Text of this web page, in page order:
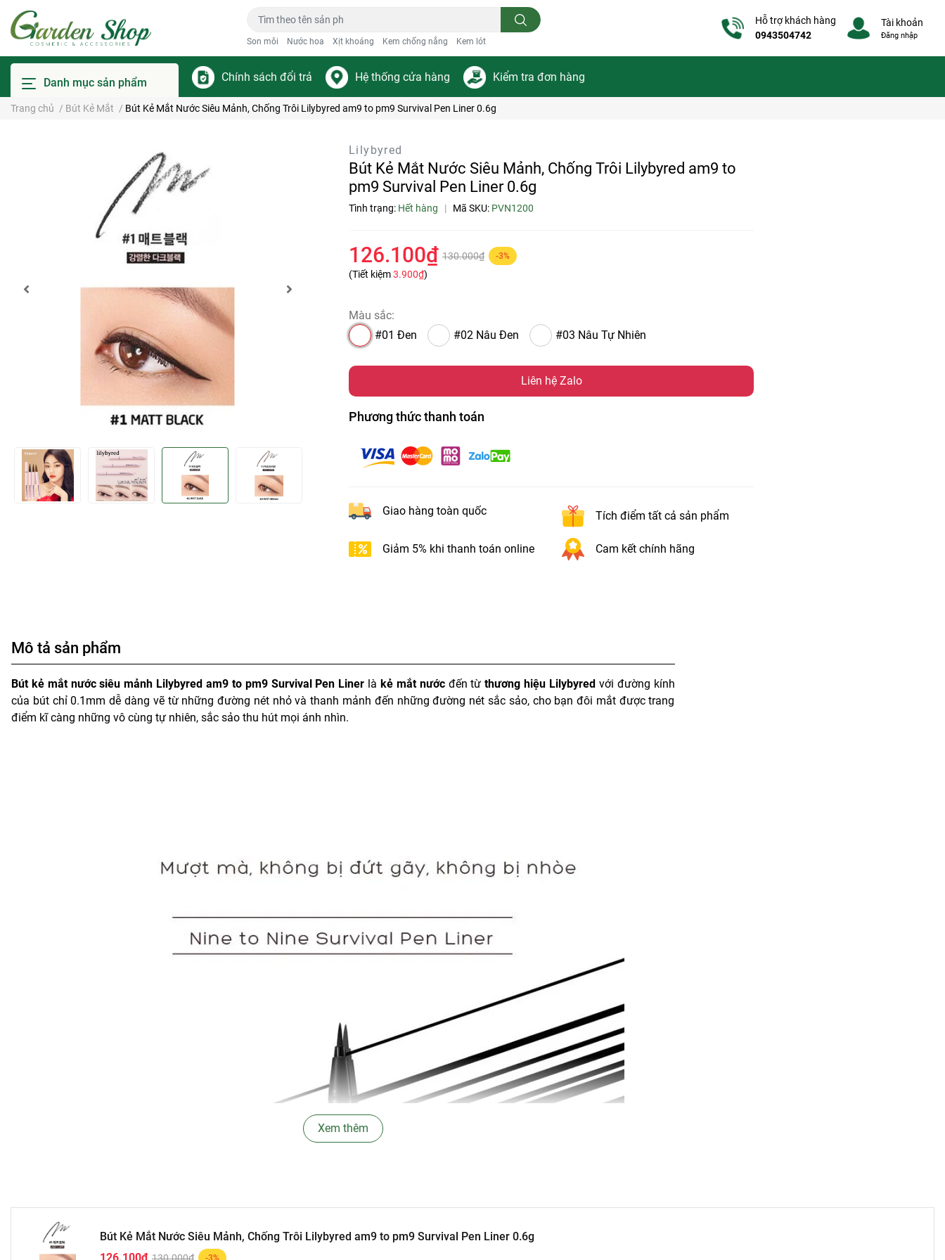
Son môi Nước hoa Xịt khoáng Kem chống nắng Kem lót
Hỗ trợ khách hàng
0943504742
Tài khoản
Đăng nhập
Danh mục sản phẩm Chính sách đổi trả Hệ thống cửa hàng Kiểm tra đơn hàng
Trang chủ / Bút Kẻ Mắt / Bút Kẻ Mắt Nước Siêu Mảnh, Chống Trôi Lilybyred am9 to pm9 Survival Pen Liner 0.6g
Lilybyred
Bút Kẻ Mắt Nước Siêu Mảnh, Chống Trôi Lilybyred am9 to
pm9 Survival Pen Liner 0.6g
Tình trạng: Hết hàng | Mã SKU: PVN1200
126.100₫ 130.000₫ -3%
(Tiết kiệm3.900₫)
Màu sắc:
#01 Đen
#02 Nâu Đen #03 Nâu Tự Nhiên
Liên hệ Zalo
Phương thức thanh toán
Giao hàng toàn quốc Tích điểm tất cả sản phẩm
Giảm 5% khi thanh toán online Cam kết chính hãng
Mô tả sản phẩm
Bút kẻ mắt nước siêu mảnh Lilybyred am9 to pm9 Survival Pen Liner là kẻ mắt nước đến từ thương hiệu Lilybyredvới đường kính
của bút chỉ 0.1mm dễ dàng vẽ từ những đường nét nhỏ và thanh mảnh đến những đường nét sắc sảo, cho bạn đôi mắt được trang
điểm kĩ càng những vô cùng tự nhiên, sắc sảo thu hút mọi ánh nhìn.
Xem thêm
Bút Kẻ Mắt Nước Siêu Mảnh, Chống Trôi Lilybyred am9 to pm9 Survival Pen Liner 0.6g
126.100₫ 130.000₫ -3%